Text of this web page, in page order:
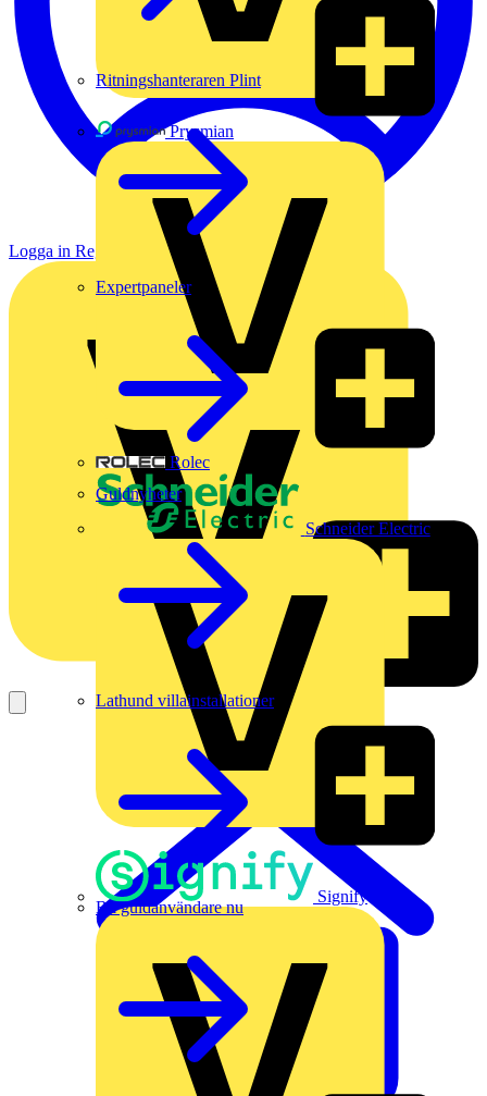
Prysmian
Rolec
Schneider Electric
Signify
Ritningshanteraren Plint
Expertpaneler
Guldnyheter
Lathund villainstallationer
Bli guldanvändare nu
Logga in Registrera dig